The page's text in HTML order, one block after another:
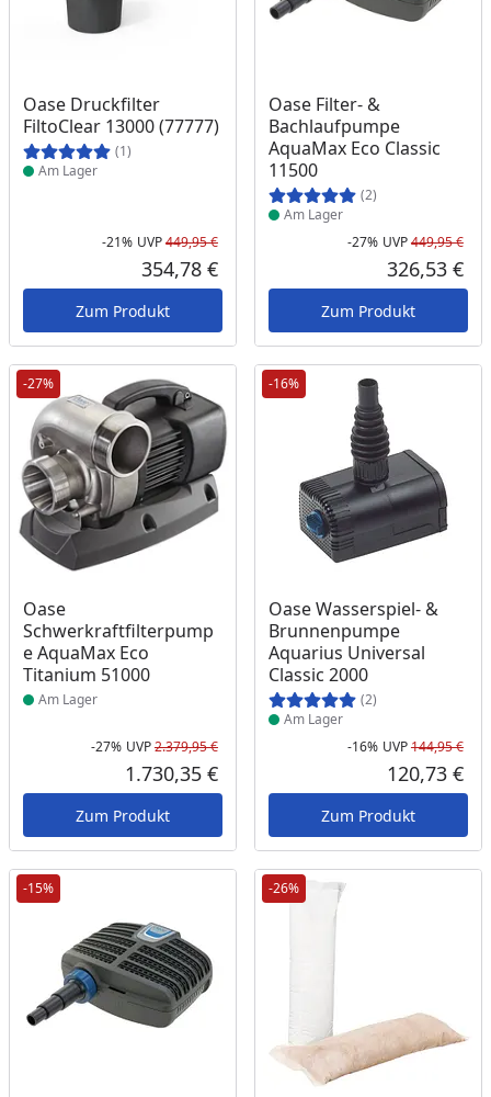
Oase Druckfilter
FiltoClear 13000 (77777)
(1)
Produkt am Lager
Am Lager
Rabatt in Prozent
-21%
Ursprünglicher Preis
UVP449,95 €
Aktueller Preis
354,78 €
Zum Produkt
Oase Filter- &
Bachlaufpumpe
AquaMax Eco Classic
11500
(2)
Produkt am Lager
Am Lager
-27% UVP449,95 €
326,53 €
Zum Produkt
-27%
Oase
Schwerkraftfilterpump
e AquaMax Eco
Titanium 51000
Produkt am Lager
Am Lager
Rabatt in Prozent
-27%
Ursprünglicher Preis
UVP2.379,95 €
Aktueller Preis
1.730,35 €
Zum Produkt
-16%
Oase Wasserspiel- &
Brunnenpumpe
Aquarius Universal
Classic 2000
(2)
Produkt am Lager
Am Lager
-16% UVP144,95 €
120,73 €
Zum Produkt
-15% -26%